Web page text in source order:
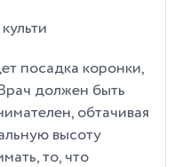
посадка коронки,
должен быть
обтачивая
высоту
то, что